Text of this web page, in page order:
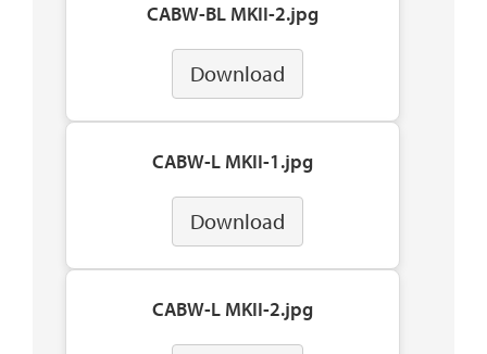
CABW-BL MKII-2.jpg
Download
CABW-L MKII-1.jpg
Download
CABW-L MKII-2.jpg